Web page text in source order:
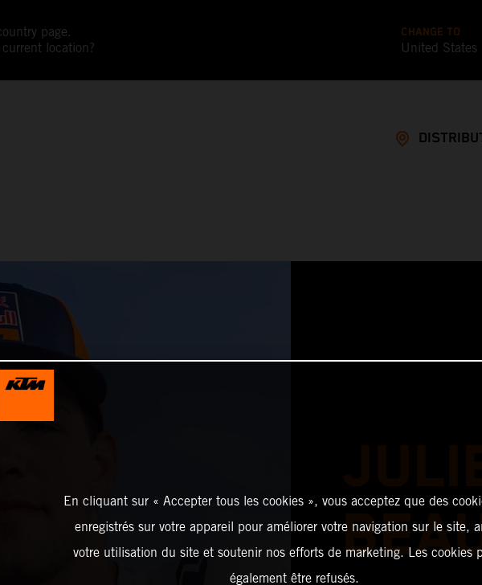
page.
location?
CHANGE TO
United States
En cliquant sur « Accepter tous les cookies », vous acceptez que des
enregistrés sur votre appareil pour améliorer votre navigation sur le site,
votre utilisation du site et soutenir nos efforts de marketing. Les cookies
également être refusés.